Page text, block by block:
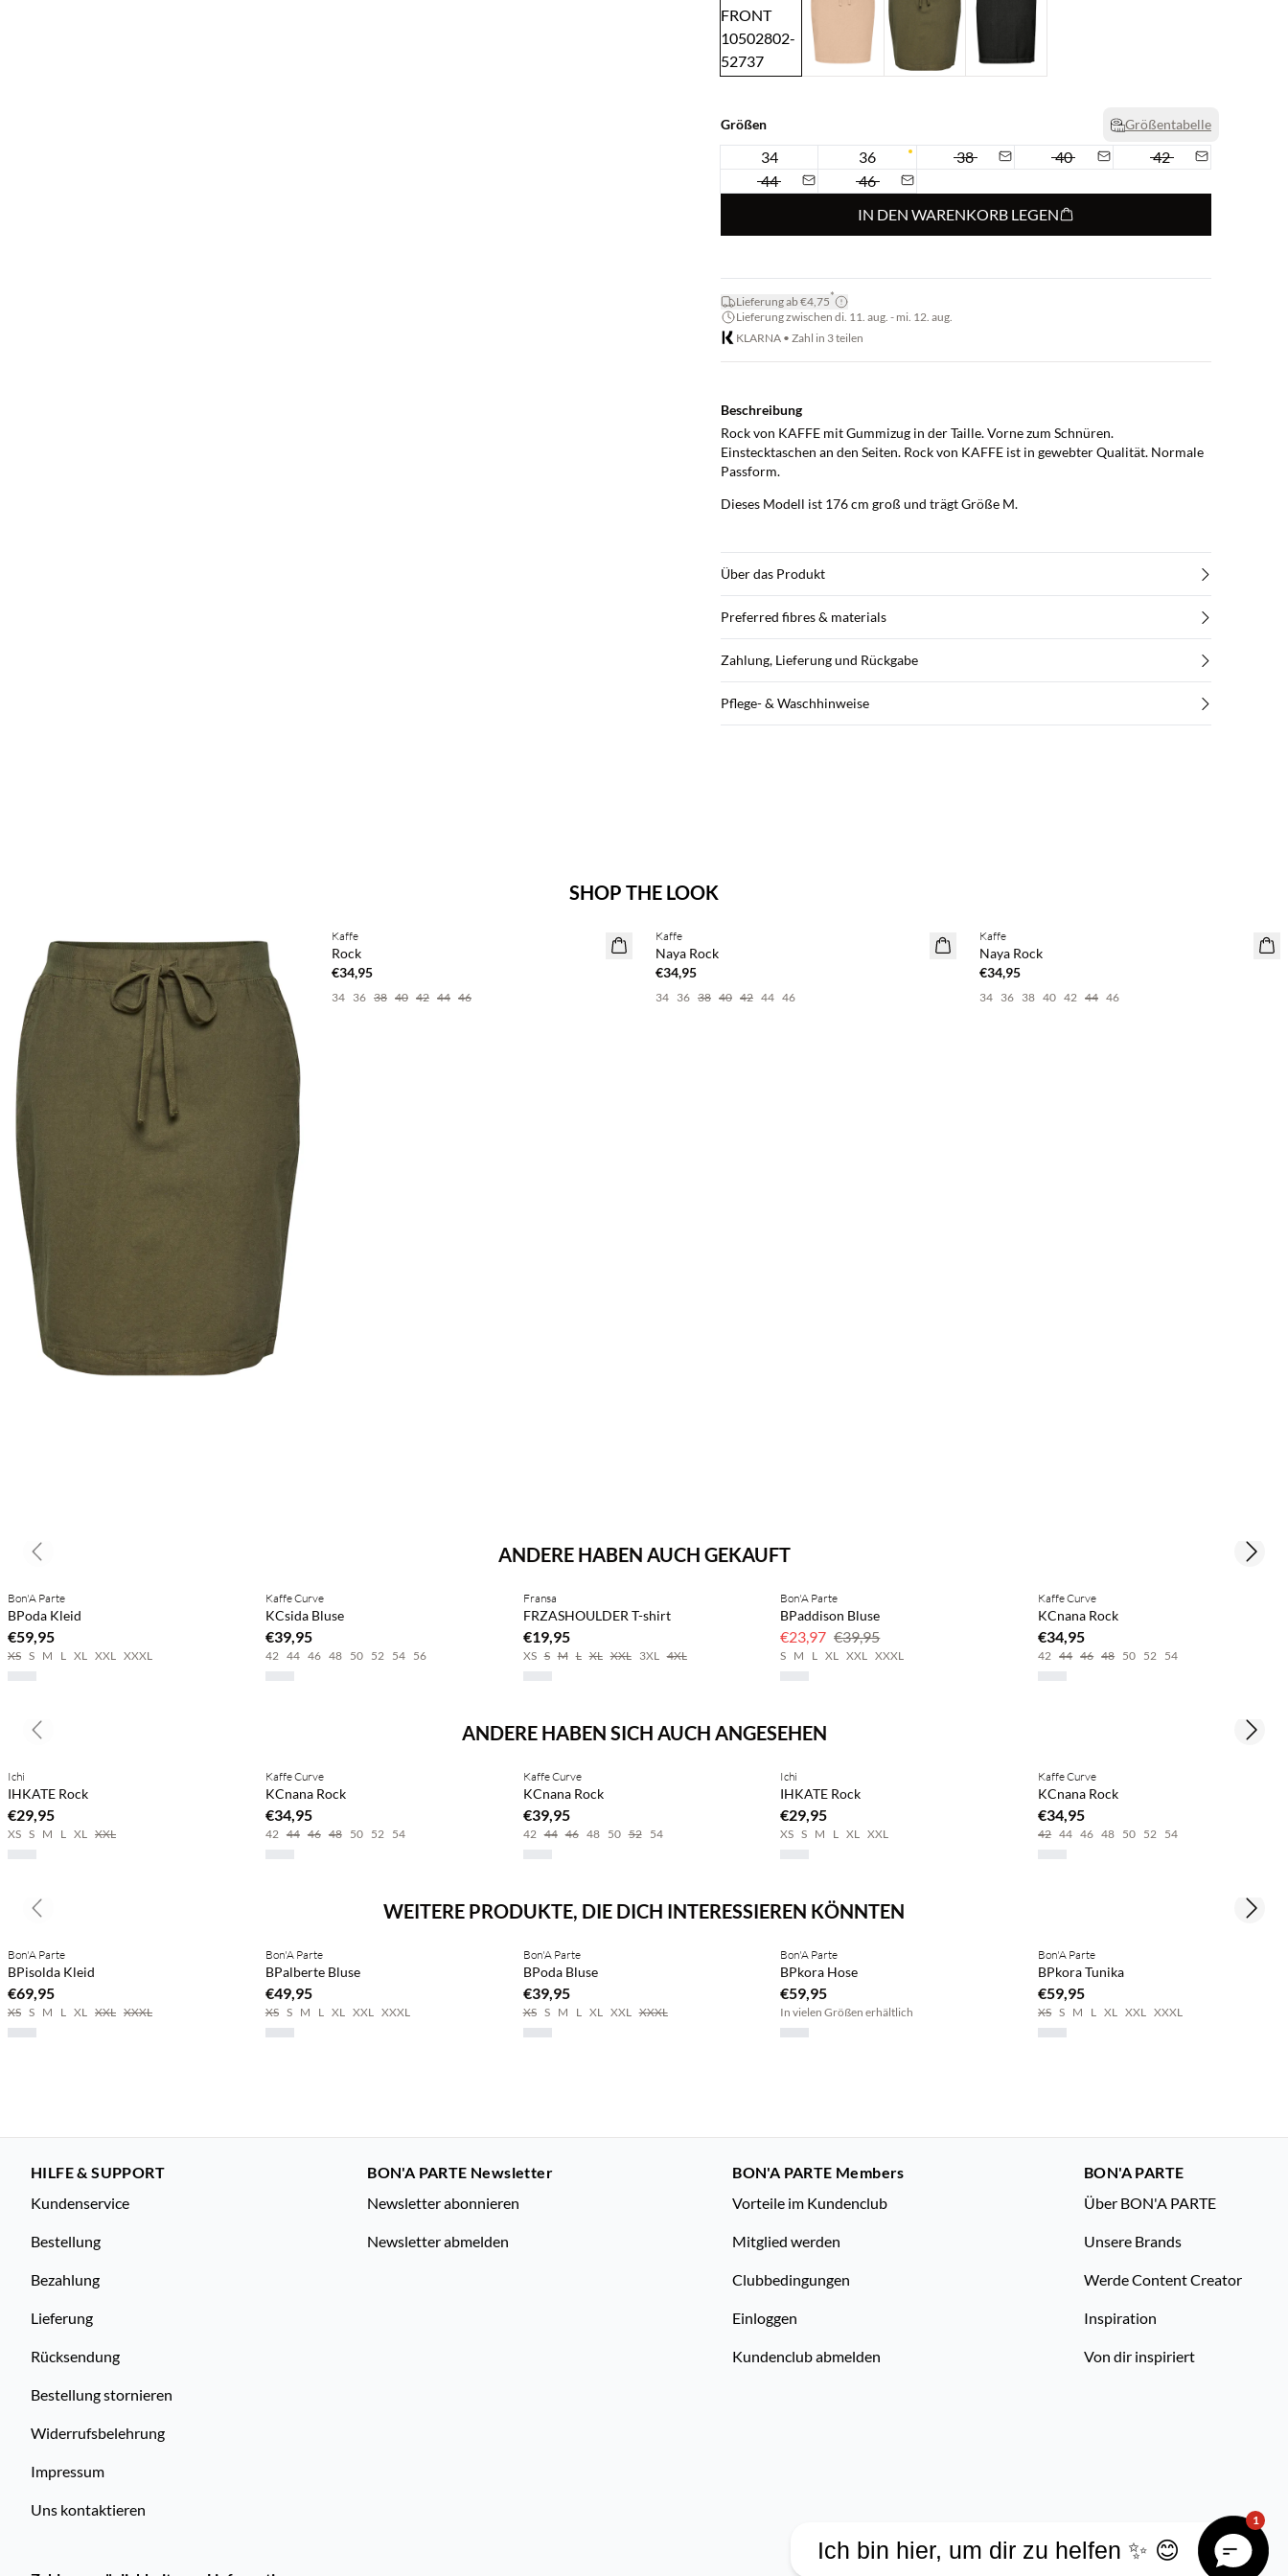
Größen Größentabelle
34 36 38 40
42
44
46
IN DEN WARENKORB LEGEN
Lieferung ab €4,75*
Lieferung zwischen di. 11. aug. - mi. 12. aug.
KLARNA • Zahl in 3 teilen
Beschreibung
Rock von KAFFE mit Gummizug in der Taille. Vorne zum Schnüren.
Einstecktaschen an den Seiten. Rock von KAFFE ist in gewebter Qualität. Normale
Passform.
Dieses Modell ist 176 cm groß und trägt Größe M.
Über das Produkt
Preferred fibres & materials
Zahlung, Lieferung und Rückgabe
Pflege- & Waschhinweise
SHOP THE LOOK
Kaffe
Rock
€34,95
34 36 38 40 42 44 46
Kaffe
Naya Rock
€34,95
34 36 38 40 42 44 46
Kaffe
Naya Rock
€34,95
34 36 38 40 42 44 46
ANDERE HABEN AUCH GEKAUFT
Bon'A Parte
BPoda Kleid
€59,95
XS S M L XL XXL XXXL
Kaffe Curve
KCsida Bluse
€39,95
42 44 46 48 50 52 54 56
Fransa
FRZASHOULDER T-shirt
€19,95
XS S M L XL XXL 3XL 4XL
Bon'A Parte
BPaddison Bluse
€23,97 €39,95
S M L XL XXL XXXL
Kaffe Curve
KCnana Rock
€34,95
42 44 46 48 50 52 54
Previous slide Next
ANDERE HABEN SICH AUCH ANGESEHEN
Ichi
IHKATE Rock
€29,95
XS S M L XL XXL
Kaffe Curve
KCnana Rock
€34,95
42 44 46 48 50 52 54
Kaffe Curve
KCnana Rock
€39,95
42 44 46 48 50 52 54
Ichi
IHKATE Rock
€29,95
XS S M L XL XXL
Kaffe Curve
KCnana Rock
€34,95
42 44 46 48 50 52 54
Previous slide Next
WEITERE PRODUKTE, DIE DICH INTERESSIEREN KÖNNTEN
Bon'A Parte
BPisolda Kleid
€69,95
XS S M L XL XXL XXXL
Bon'A Parte
BPalberte Bluse
€49,95
XS S M L XL XXL XXXL
Bon'A Parte
BPoda Bluse
€39,95
XS S M L XL XXL XXXL
Bon'A Parte
BPkora Hose
€59,95
In vielen Größen erhältlich
Bon'A Parte
BPkora Tunika
€59,95
XS S M L XL XXL XXXL
Previous slide Next
HILFE & SUPPORT
Kundenservice
Bestellung
Bezahlung
Lieferung
Rücksendung
Bestellung stornieren
Widerrufsbelehrung
Impressum
Uns kontaktieren
BON'A PARTE Newsletter
Newsletter abonnieren
Newsletter abmelden
BON'A PARTE Members
Vorteile im Kundenclub
Mitglied werden
Clubbedingungen
Einloggen
Kundenclub abmelden
BON'A PARTE
Über BON'A PARTE
Unsere Brands
Werde Content Creator
Inspiration
Von dir inspiriert
1
Ich bin hier, um dir zu helfen ✨ 😊